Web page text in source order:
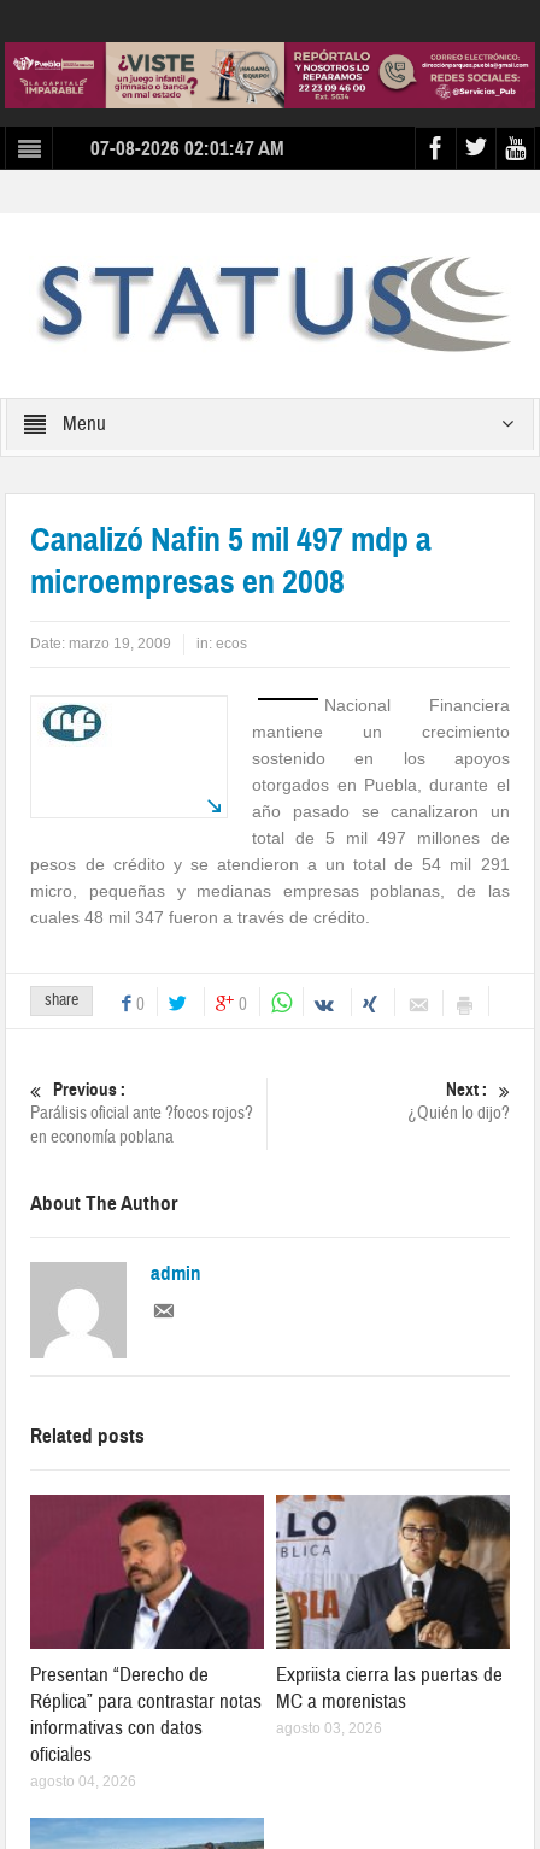
07-08-2026 02:01:47 AM
Menu
Canalizó Nafin 5 mil 497 mdp a
microempresas en 2008
Date: marzo 19, 2009 in:ecos
Nacional Financiera
mantiene un crecimiento
sostenido en los apoyos
otorgados en Puebla, durante el
año pasado se canalizaron un
total de 5 mil 497 millones de
pesos de crédito y se atendieron a un total de 54 mil 291
micro, pequeñas y medianas empresas poblanas, de las
cuales 48 mil 347 fueron a través de crédito.
share 0 0
Previous :
Parálisis oficial ante ?focos rojos?
en economía poblana
Next :
¿Quién lo dijo?
About The Author
admin
Related posts
Presentan “Derecho de
Réplica” para contrastar notas
informativas con datos
oficiales
agosto 04, 2026
Expriista cierra las puertas de
MC a morenistas
agosto 03, 2026